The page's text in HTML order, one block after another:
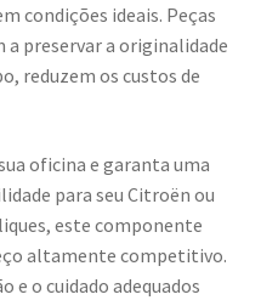
condições ideais. Peças
a preservar a originalidade
reduzem os custos de
oficina e garanta uma
para seu Citroën ou
este componente
altamente competitivo.
e o cuidado adequados